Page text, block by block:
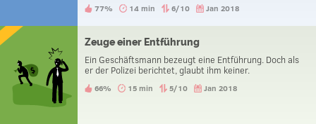
77% 14 min 6/10 Jan 2018
Zeuge einer Entführung
Ein Geschäftsmann bezeugt eine Entführung. Doch als
er der Polizei berichtet, glaubt ihm keiner.
66% 15 min 5/10 Jan 2018